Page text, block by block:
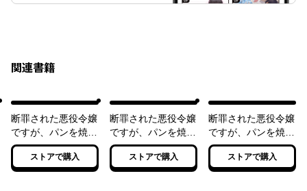
関連書籍
断罪された悪役令嬢
ですが、パンを焼い
たら聖女にジョブチ
ェンジしました!?
ストアで購入
断罪された悪役令嬢
ですが、パンを焼い
たら聖女にジョブチ
ェンジしました!? ２
ストアで購入
断罪された悪役令嬢
ですが、パンを焼い
たら聖女にジョブチ
ェンジしました!? ３
ストアで購入